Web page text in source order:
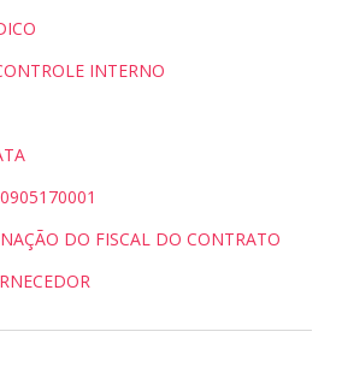
INTERNO
DO FISCAL DO CONTRATO